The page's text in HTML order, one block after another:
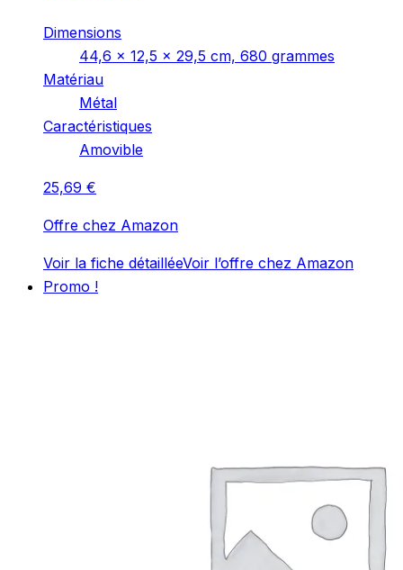
Dimensions
‎44,6 x 12,5 x 29,5 cm, 680 grammes
Matériau
‎Métal
Caractéristiques
‎Amovible
25,69 €
Offre chez Amazon
Voir la fiche détailléeVoir l’offre chez Amazon
Promo !